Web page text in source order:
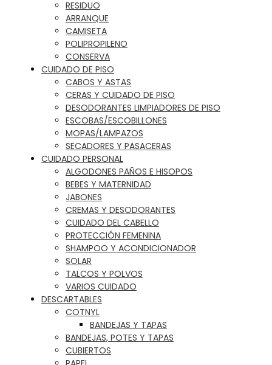
RESIDUO
ARRANQUE
CAMISETA
POLIPROPILENO
CONSERVA
CUIDADO DE PISO
CABOS Y ASTAS
CERAS Y CUIDADO DE PISO
DESODORANTES LIMPIADORES DE PISO
ESCOBAS/ESCOBILLONES
MOPAS/LAMPAZOS
SECADORES Y PASACERAS
CUIDADO PERSONAL
ALGODONES PAÑOS E HISOPOS
BEBES Y MATERNIDAD
JABONES
CREMAS Y DESODORANTES
CUIDADO DEL CABELLO
PROTECCIÓN FEMENINA
SHAMPOO Y ACONDICIONADOR
SOLAR
TALCOS Y POLVOS
VARIOS CUIDADO
DESCARTABLES
COTNYL
BANDEJAS Y TAPAS
BANDEJAS, POTES Y TAPAS
CUBIERTOS